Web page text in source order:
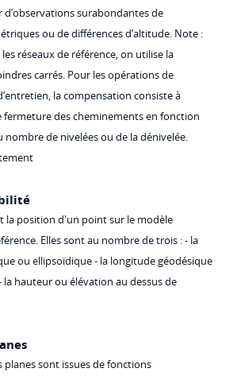
d’observations surabondantes de
ou de différences d’altitude. Note :
réseaux de référence, on utilise la
carrés. Pour les opérations de
la compensation consiste à
fermeture des cheminements en fonction
nombre de nivelées ou de la dénivelée.
la position d'un point sur le modèle
Elles sont au nombre de trois : - la
ou ellipsoïdique - la longitude géodésique
hauteur ou élévation au dessus de
planes sont issues de fonctions